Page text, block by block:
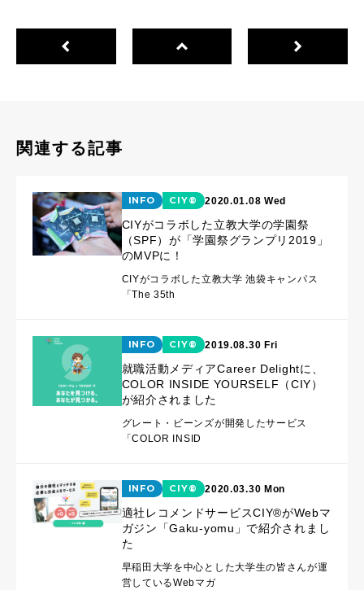
関連する記事
INFO CIY® 2020.01.08 Wed
CIYがコラボした立教大学の学園祭
（SPF）が「学園祭グランプリ2019」
のMVPに！
CIYがコラボした立教大学 池袋キャンパス
「The 35th
INFO CIY® 2019.08.30 Fri
就職活動メディアCareer Delightに、
COLOR INSIDE YOURSELF（CIY）
が紹介されました
グレート・ビーンズが開発したサービス
「COLOR INSID
INFO CIY® 2020.03.30 Mon
適社レコメンドサービスCIY®がWebマ
ガジン「Gaku-yomu」で紹介されまし
た
早稲田大学を中心とした大学生の皆さんが運
営しているWebマガ